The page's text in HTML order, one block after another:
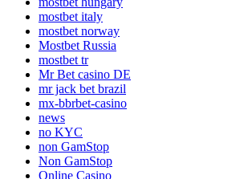
mostbet italy
mostbet norway
Mostbet Russia
mostbet tr
Mr Bet casino DE
mr jack bet brazil
mx-bbrbet-casino
news
no KYC
non GamStop
Non GamStop
Online Casino